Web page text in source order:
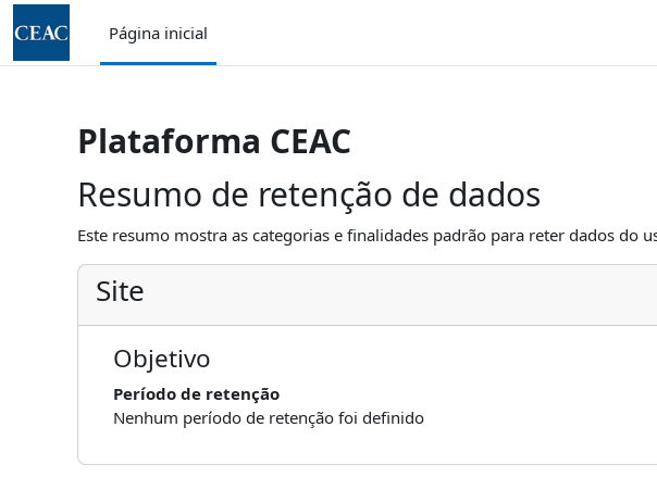
Ir para o conteúdo principal
Página inicial
Plataforma CEAC
Resumo de retenção de dados
Este resumo mostra as categorias e finalidades padrão para reter dados do
Site
Objetivo
Período de retenção
Nenhum período de retenção foi definido